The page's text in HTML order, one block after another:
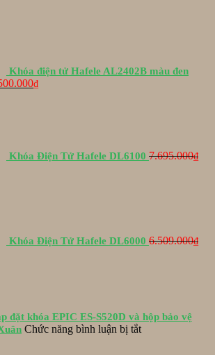
Khóa điện tử Hafele AL2402B màu đen
₫Giá
Khóa Điện Tử Hafele DL6100 7.695.000₫
Khóa Điện Tử Hafele DL6000 6.509.000₫
đặt khóa EPIC ES-S520D và hộp bảo vệ
Chức năng bình luận bị tắtở